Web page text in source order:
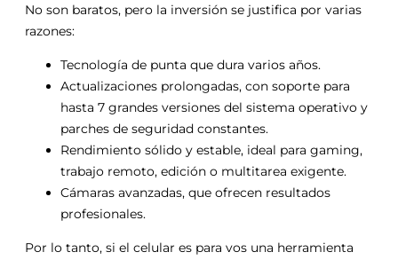
No son baratos, pero la inversión se justifica por varias
razones:
Tecnología de punta que dura varios años.
Actualizaciones prolongadas, con soporte para
hasta 7 grandes versiones del sistema operativo y
parches de seguridad constantes.
Rendimiento sólido y estable, ideal para gaming,
trabajo remoto, edición o multitarea exigente.
Cámaras avanzadas, que ofrecen resultados
profesionales.
Por lo tanto, si el celular es para vos una herramienta